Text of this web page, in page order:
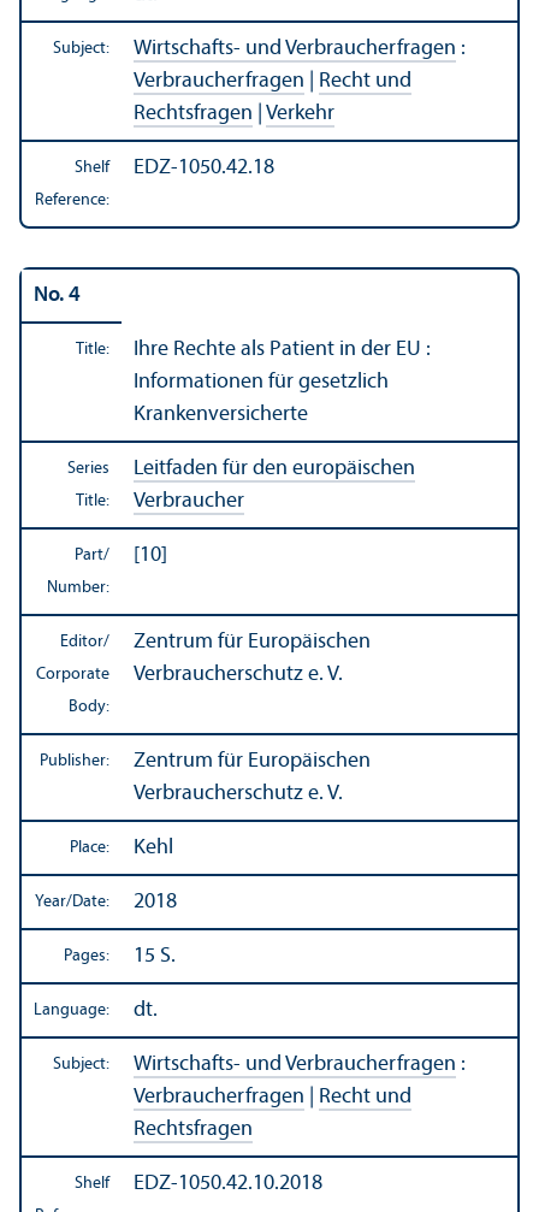
Subject: Wirtschafts- und Verbraucherfragen :
Verbraucherfragen
Recht und
Rechtsfragen
Verkehr
Shelf
Reference:
EDZ-1050.42.18
No. 4
Title:
Ihre Rechte als Patient in der EU :
Informationen für gesetzlich
Krankenversicherte
Series
Title:
Leitfaden für den europäischen
Verbraucher
Part/
Number:
[10]
Editor/
Corporate
Body:
Zentrum für Europäischen
Verbraucherschutz e. V.
Publisher:
Zentrum für Europäischen
Verbraucherschutz e. V.
Place: Kehl
Year/Date: 2018
Pages: 15 S.
Language: dt.
Subject: Wirtschafts- und Verbraucherfragen :
Verbraucherfragen
Recht und
Rechtsfragen
Shelf
EDZ-1050.42.10.2018